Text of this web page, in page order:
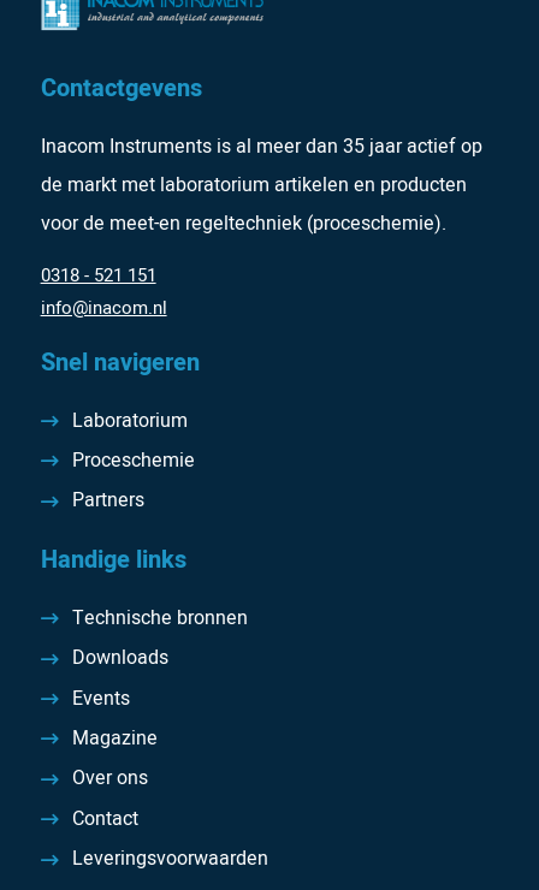
Contactgevens
Inacom Instruments is al meer dan 35 jaar actief op
de markt met laboratorium artikelen en producten
voor de meet-en regeltechniek (proceschemie).
0318 - 521 151
info@inacom.nl
Snel navigeren
Laboratorium
Proceschemie
Partners
Handige links
Technische bronnen
Downloads
Events
Magazine
Over ons
Contact
Leveringsvoorwaarden